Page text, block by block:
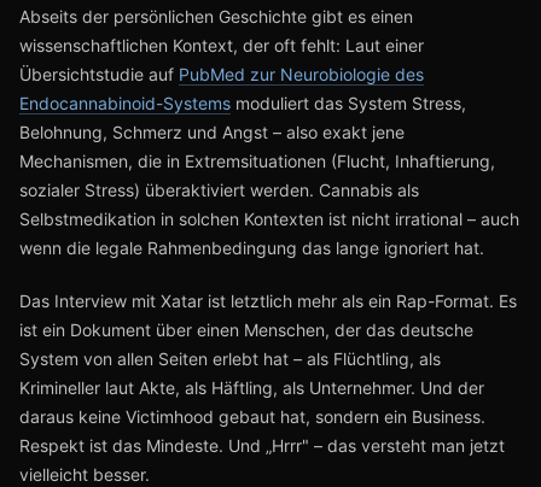
Abseits der persönlichen Geschichte gibt es einen
wissenschaftlichen Kontext, der oft fehlt: Laut einer
Übersichtstudie auf PubMed zur Neurobiologie des
Endocannabinoid-Systems moduliert das System Stress,
Belohnung, Schmerz und Angst – also exakt jene
Mechanismen, die in Extremsituationen (Flucht, Inhaftierung,
sozialer Stress) überaktiviert werden. Cannabis als
Selbstmedikation in solchen Kontexten ist nicht irrational – auch
wenn die legale Rahmenbedingung das lange ignoriert hat.
Das Interview mit Xatar ist letztlich mehr als ein Rap-Format. Es
ist ein Dokument über einen Menschen, der das deutsche
System von allen Seiten erlebt hat – als Flüchtling, als
Krimineller laut Akte, als Häftling, als Unternehmer. Und der
daraus keine Victimhood gebaut hat, sondern ein Business.
Respekt ist das Mindeste. Und „Hrrr" – das versteht man jetzt
vielleicht besser.